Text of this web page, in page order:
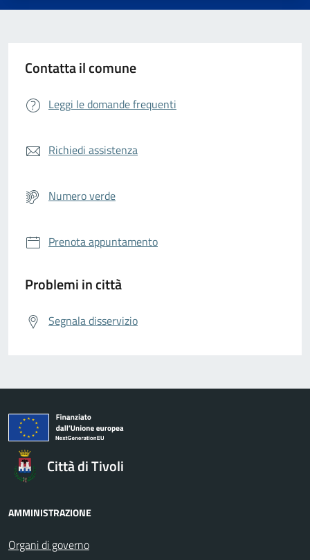
Contatta il comune
Leggi le domande frequenti
Richiedi assistenza
Numero verde
Prenota appuntamento
Problemi in città
Segnala disservizio
Città di Tivoli
AMMINISTRAZIONE
Organi di governo